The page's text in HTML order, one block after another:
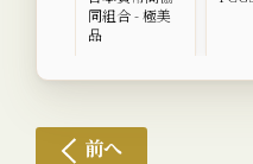
同組合 - 極美
品
前へ